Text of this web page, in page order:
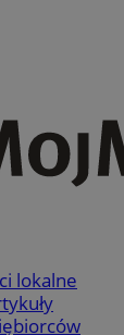
lokalne